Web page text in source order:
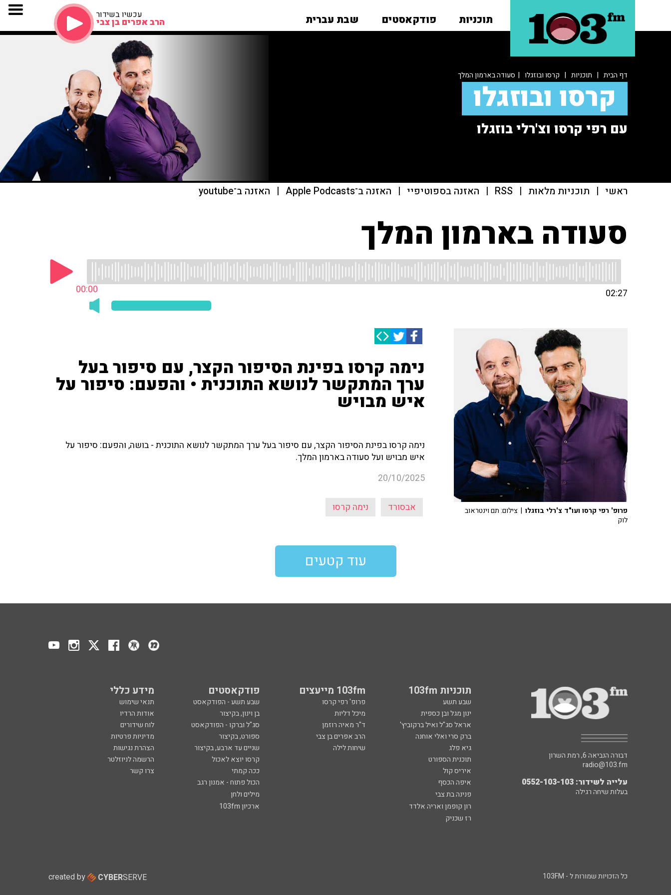
תוכניות פודקאסטים שבת עברית עכשיו בשידור
הרב אפרים בן צבי
דף הבית | תוכניות | קרסו ובוזגלו | סעודה בארמון המלך
קרסו ובוזגלו
עם רפי קרסו וצ'רלי בוזגלו
ראשי | תוכניות מלאות |
RSS
| האזנה בספוטיפיי | האזנה ב־Apple Podcasts | האזנה ב־youtube
סעודה בארמון המלך
00:00 02:27
נימה קרסו בפינת הסיפור הקצר, עם סיפור בעל
ערך המתקשר לנושא התוכנית • והפעם: סיפור על
איש מבויש
נימה קרסו בפינת הסיפור הקצר, עם סיפור בעל ערך המתקשר לנושא התוכנית - בושה, והפעם: סיפור על
איש מבויש ועל סעודה בארמון המלך.
20/10/2025
אבסורד נימה קרסו פרופ' רפי קרסו ועו"ד צ'רלי בוזגלו | צילום: תם וינטראוב
לוק
עוד קטעים
תוכניות 103fm 103fm מייעצים פודקאסטים מידע כללי
שבע תשע פרופ' רפי קרסו שבע תשע - הפודקאסט
תנאי שימוש
ינון מגל ובן כספית
מיכל דליות בן וינון, בקיצור
אודות הרדיו
אראל סג"ל ואיל ברקוביץ'
ד"ר מאיה רוזמן סג"ל וברקו - הפודקאסט
לוח שידורים
ברק סרי ואלי אוחנה
הרב אפרים בן צבי ספורט, בקיצור
מדיניות פרטיות
גיא פלג
שיחות לילה שניים עד ארבע, בקיצור
הצהרת נגישות
תוכנית הספורט
קרסו יוצא לאכול
הרשמה לניוזלטר
איריס קול
ככה קמתי
צרו קשר
איפה הכסף
הכול פתוח - אמנון רגב
פנינה בת צבי
מילים ולחן
רון קופמן ואריה אלדד
ארכיון 103fm
רז שכניק
דבורה הנביאה 6, רמת השרון
radio@103.fm
עלייה לשידור: 0552-103-103
בעלות שיחה רגילה
כל הזכויות שמורות ל - 103FM created by CYBERSERVE